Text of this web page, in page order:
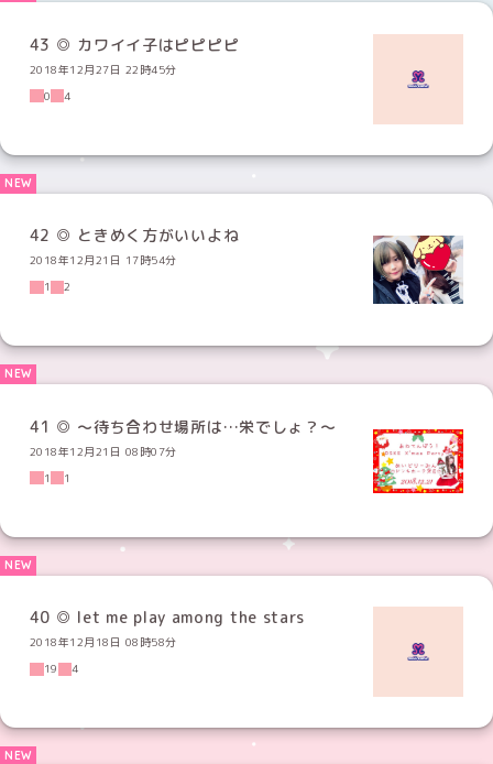
43 ◎ カワイイ子はピピピピ
2018年12月27日 22時45分
0
4
42 ◎ ときめく方がいいよね
2018年12月21日 17時54分
1
2
41 ◎ ～待ち合わせ場所は…栄でしょ？～
2018年12月21日 08時07分
1
1
40 ◎ let me play among the stars
2018年12月18日 08時58分
19
4